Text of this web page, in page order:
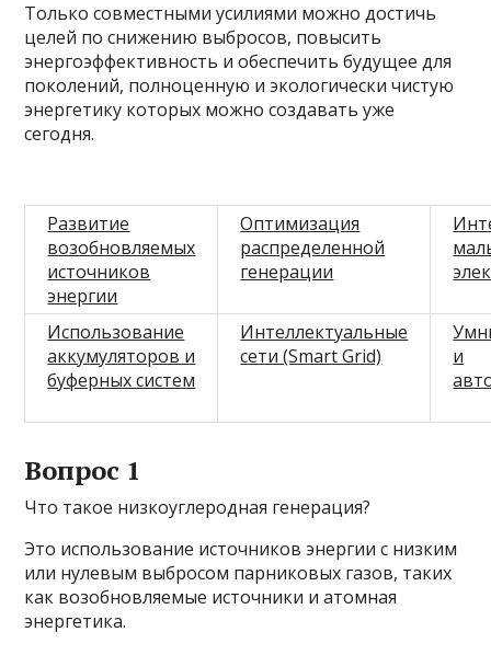
Только совместными усилиями можно достичь
целей по снижению выбросов, повысить
энергоэффективность и обеспечить будущее для
поколений, полноценную и экологически чистую
энергетику которых можно создавать уже
сегодня.
Развитие
возобновляемых
источников
энергии
Оптимизация
распределенной
генерации
Использование
аккумуляторов и
буферных систем
Интеллектуальные
сети (Smart Grid)
и
Вопрос 1
Что такое низкоуглеродная генерация?
Это использование источников энергии с низким
или нулевым выбросом парниковых газов, таких
как возобновляемые источники и атомная
энергетика.